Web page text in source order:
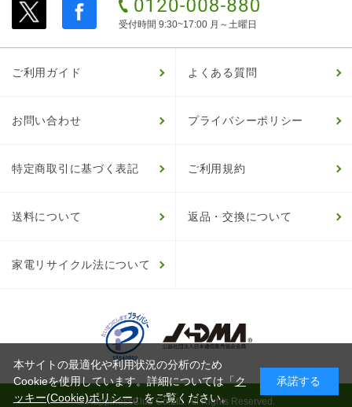
受付時間 9:30~17:00 月～土曜日
ご利用ガイド よくある質問
お問い合わせ プライバシーポリシー
特定商取引に基づく表記 ご利用規約
送料について 返品・交換について
家電リサイクル法について
© HappinessClub Co.Ltd. All Rights Reserved.
本サイトの最適化や利用状況の分析のため
Cookieを使用しています。詳細については「ク
ッキー(Cookie)ポリシー」をご覧ください。
承諾する